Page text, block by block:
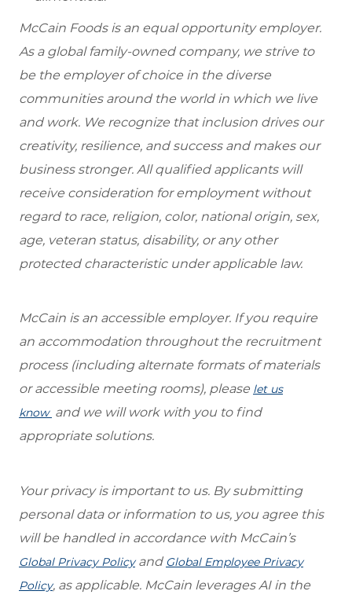
McCain Foods is an equal opportunity employer.
As a global family-owned company, we strive to
be the employer of choice in the diverse
communities around the world in which we live
and work. We recognize that inclusion drives our
creativity, resilience, and success and makes our
business stronger. All qualified applicants will
receive consideration for employment without
regard to race, religion, color, national origin, sex,
age, veteran status, disability, or any other
protected characteristic under applicable law.
McCain is an accessible employer. If you require
an accommodation throughout the recruitment
process (including alternate formats of materials
or accessible meeting rooms), please let us
know and we will work with you to find
appropriate solutions.
Your privacy is important to us. By submitting
personal data or information to us, you agree this
will be handled in accordance with McCain’s
Global Privacy Policyand Global Employee Privacy
Policy, as applicable. McCain leverages AI in the